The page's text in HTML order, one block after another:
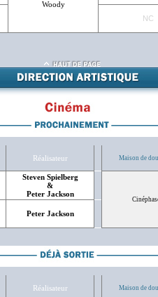
Woody
NC
Réalisateur Maison de
Steven Spielberg
&
Peter Jackson
Peter Jackson
Réalisateur Maison de